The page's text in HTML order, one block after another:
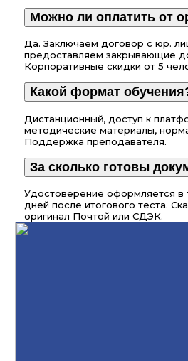
Можно ли оплатить от
Да. Заключаем договор с юр.
предоставляем закрывающие
Корпоративные скидки от 5
Какой формат
Дистанционный, доступ к
методические материалы,
Поддержка преподавателя.
За сколько готовы
Удостоверение оформляется в
дней после итогового теста.
оригинал Почтой или СДЭК.